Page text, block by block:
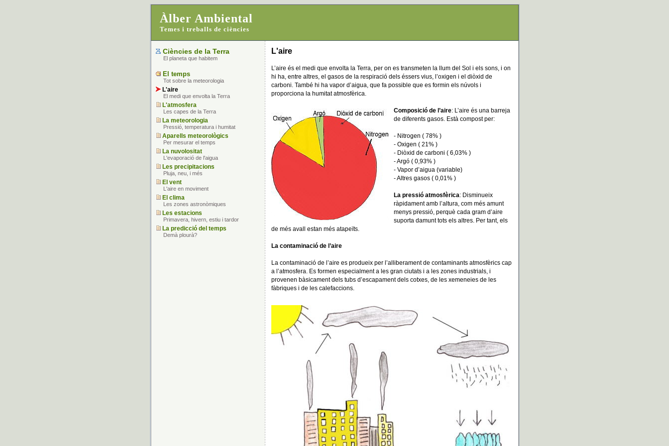
Àlber Ambiental
Temes i treballs de ciències
Ciències de la Terra
El planeta que habitem
El temps
Tot sobre la meteorologia
L'aire
El medi que envolta la Terra
L'atmosfera
Les capes de la Terra
La meteorologia
Pressió, temperatura i humitat
Aparells meteorològics
Per mesurar el temps
La nuvolositat
L'evaporació de l'aigua
Les precipitacions
Pluja, neu, i més
El vent
L'aire en moviment
El clima
Les zones astronòmiques
Les estacions
Primavera, hivern, estiu i tardor
La predicció del temps
Demà plourà?
L'aire
L’aire és el medi que envolta la Terra, per on es transmeten la llum del Sol i els sons, i on
hi ha, entre altres, el gasos de la respiració dels éssers vius, l’oxigen i el diòxid de
carboni. També hi ha vapor d’aigua, que fa possible que es formin els núvols i
proporciona la humitat atmosfèrica.
Composició de l’aire: L’aire és una barreja
de diferents gasos. Està compost per:
- Nitrogen ( 78% )
- Oxigen ( 21% )
- Diòxid de carboni ( 6,03% )
- Argó ( 0,93% )
- Vapor d’aigua (variable)
- Altres gasos ( 0,01% )
La pressió atmosfèrica: Disminueix
ràpidament amb l’altura, com més amunt
menys pressió, perquè cada gram d’aire
suporta damunt tots els altres. Per tant, els
de més avall estan més atapeïts.
La contaminació de l’aire
La contaminació de l’aire es produeix per l’alliberament de contaminants atmosfèrics cap
a l’atmosfera. Es formen especialment a les gran ciutats i a les zones industrials, i
provenen bàsicament dels tubs d’escapament dels cotxes, de les xemeneies de les
fàbriques i de les calefaccions.